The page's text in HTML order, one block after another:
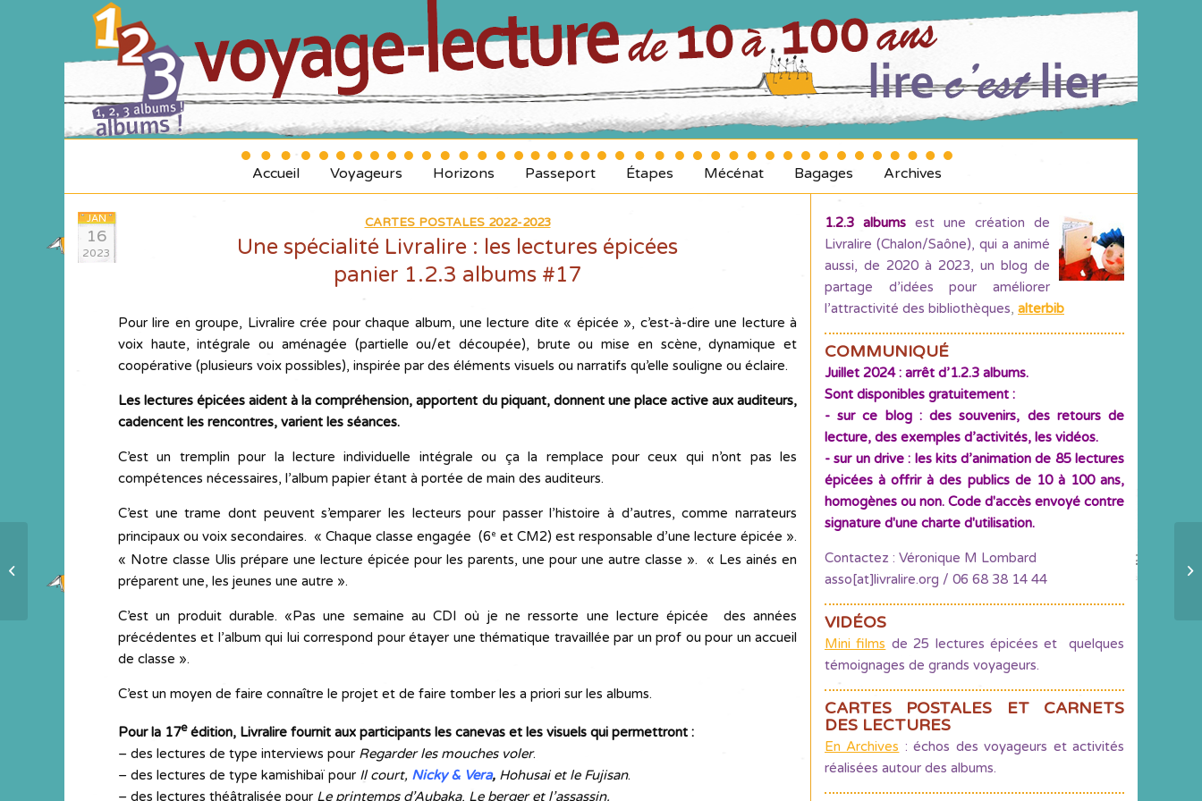
Accueil Voyageurs Horizons Passeport Étapes Mécénat Bagages Archives
JAN
16
2023
CARTES POSTALES 2022-2023
Une spécialité Livralire : les lectures épicées
panier 1.2.3 albums #17
Pour lire en groupe, Livralire crée pour chaque album, une lecture dite « épicée », c’est-à-dire une lecture à
voix haute, intégrale ou aménagée (partielle ou/et découpée), brute ou mise en scène, dynamique et
coopérative (plusieurs voix possibles), inspirée par des éléments visuels ou narratifs qu’elle souligne ou éclaire.
Les lectures épicées aident à la compréhension, apportent du piquant, donnent une place active aux auditeurs,
cadencent les rencontres, varient les séances.
C’est un tremplin pour la lecture individuelle intégrale ou ça la remplace pour ceux qui n’ont pas les
compétences nécessaires, l’album papier étant à portée de main des auditeurs.
C’est une trame dont peuvent s’emparer les lecteurs pour passer l’histoire à d’autres, comme narrateurs
principaux ou voix secondaires. « Chaque classe engagée (6e et CM2) est responsable d’une lecture épicée ».
« Notre classe Ulis prépare une lecture épicée pour les parents, une pour une autre classe ». « Les ainés en
préparent une, les jeunes une autre ».
C’est un produit durable. «Pas une semaine au CDI où je ne ressorte une lecture épicée des années
précédentes et l’album qui lui correspond pour étayer une thématique travaillée par un prof ou pour un accueil
de classe ».
C’est un moyen de faire connaître le projet et de faire tomber les a priori sur les albums.
Pour la 17eédition, Livralire fournit aux participants les canevas et les visuels qui permettront :
– des lectures de type interviews pour Regarder les mouches voler.
– des lectures de type kamishibaï pour Il court, Nicky & Vera, Hohusai et le Fujisan.
– des lectures théâtralisée pour Le printemps d’Aubaka, Le berger et l’assassin.
1.2.3 albums est une création de
Livralire (Chalon/Saône), qui a animé
aussi, de 2020 à 2023, un blog de
partage d’idées pour améliorer
l’attractivité des bibliothèques, alterbib
COMMUNIQUÉ
Juillet 2024 : arrêt d’1.2.3 albums.
Sont disponibles gratuitement :
- sur ce blog : des souvenirs, des retours de
lecture, des exemples d’activités, les vidéos.
- sur un drive : les kits d’animation de 85 lectures
épicées à offrir à des publics de 10 à 100 ans,
homogènes ou non. Code d'accès envoyé contre
signature d'une charte d'utilisation.
Contactez : Véronique M Lombard
asso[at]livralire.org / 06 68 38 14 44
VIDÉOS
Mini films de 25 lectures épicées et quelques
témoignages de grands voyageurs.
CARTES POSTALES ET CARNETS
DES LECTURES
En Archives : échos des voyageurs et activités
réalisées autour des albums.